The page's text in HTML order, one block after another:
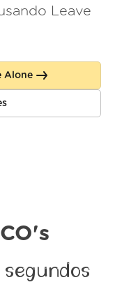
Leave
Alone
segundos